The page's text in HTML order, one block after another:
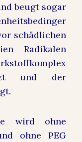
beugt sogar
schädlichen
Radikalen
und der
wird ohne
ohne PEG